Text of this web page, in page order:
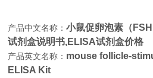
产品中文名称：小鼠促卵泡素（
试剂盒说明书,ELISA试剂盒价格
产品英文名称： mouse follicle-
ELISA Kit